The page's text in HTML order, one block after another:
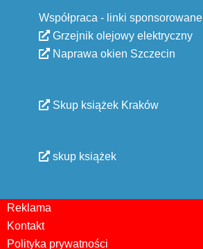
Współpraca - linki sponsorowane
Grzejnik olejowy elektryczny
Naprawa okien Szczecin
Skup książek Kraków
skup książek
Reklama
Kontakt
Polityka prywatności